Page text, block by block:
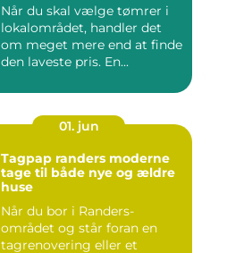
Når du skal vælge tømrer i
lokalområdet, handler det
om meget mere end at finde
den laveste pris. En...
01. jun
Tagpap randers moderne
tage til både nye og ældre
huse
Når du bor i Randers-
området og står foran en
tagrenovering eller et